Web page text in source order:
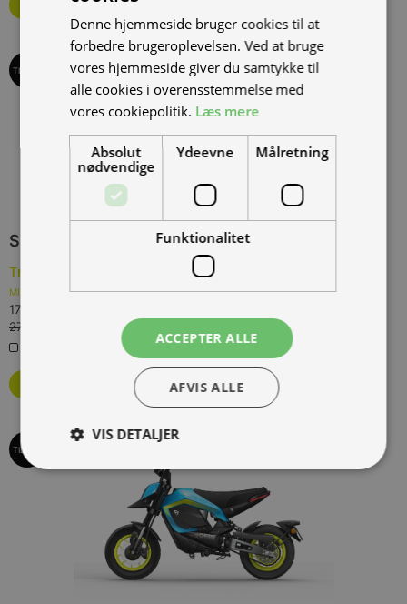
Bestil som restordre
TILBUD
SPAR 10.000,00 KR.
Tromox MINO Premium 26 Youth Blue, 45 km/t., Blå
MINO-6026-YB-45)
17.000,00 kr.
27.000,00 kr.
Vejl. inkl. moms.
Bestil som restordre
TILBUD
Denne hjemmeside bruger cookies til at
forbedre brugeroplevelsen. Ved at bruge
vores hjemmeside giver du samtykke til
alle cookies i overensstemmelse med
vores cookiepolitik. Læs mere
Absolut
nødvendige
Ydeevne Målretning
Funktionalitet
ACCEPTER ALLE
AFVIS ALLE
VIS DETALJER